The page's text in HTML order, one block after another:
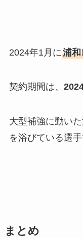
2024年1月に浦和
契約期間は、
大型補強に動い
を浴びている選手
まとめ